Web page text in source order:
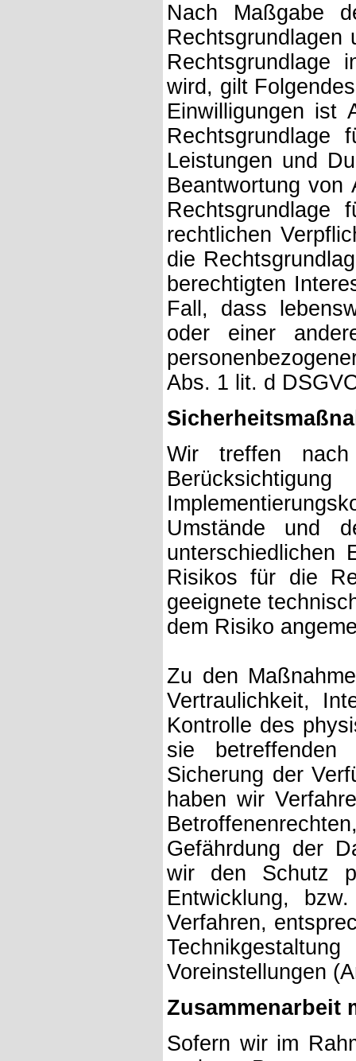
Nach Maßgabe
Rechtsgrundlagen
Rechtsgrundlage
wird, gilt
Einwilligungen
Rechtsgrundlage
Leistungen und
Beantwortung
Rechtsgrundlage
rechtlichen
die
berechtigten
Fall, dass
oder einer
Abs. 1 lit. d
Wir treffen
Umstände und
unterschiedlichen
Risikos für die
geeignete
dem Risiko
Zu den
Vertraulichkeit,
Kontrolle des
sie
Sicherung der
haben wir
Gefährdung der
wir den Schutz
Entwicklung,
Verfahren,
Voreinstellungen
Zusammenarbeit
Sofern wir im